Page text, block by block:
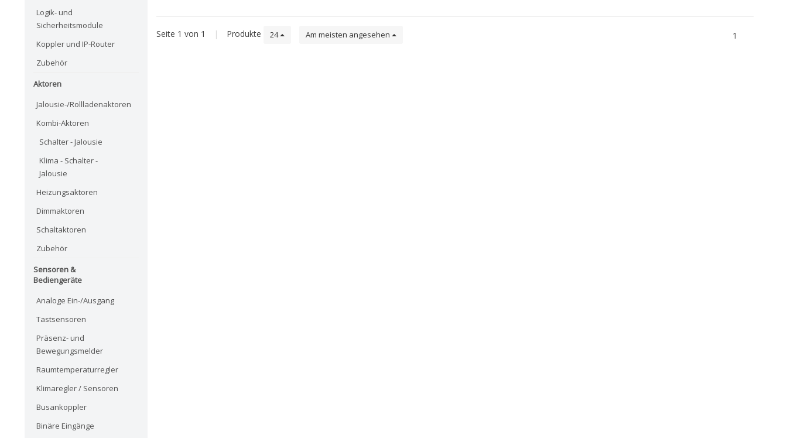
Logik- und
Sicherheitsmodule
Koppler und IP-Router
Zubehör
Aktoren
Jalousie-/Rollladenaktoren
Kombi-Aktoren
Schalter - Jalousie
Klima - Schalter -
Jalousie
Heizungsaktoren
Dimmaktoren
Schaltaktoren
Zubehör
Sensoren &
Bediengeräte
Analoge Ein-/Ausgang
Tastsensoren
Präsenz- und
Bewegungsmelder
Raumtemperaturregler
Klimaregler / Sensoren
Busankoppler
Binäre Eingänge
Seite 1 von 1 | Produkte 24 Am meisten angesehen 1